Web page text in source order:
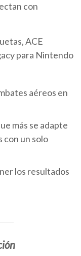
con
ACE
para Nintendo
aéreos en
más se adapte
con un solo
los resultados